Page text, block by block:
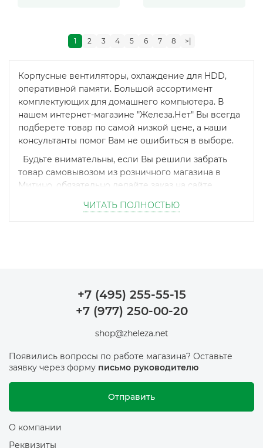
1 2 3 4 5 6 7 8 >|
Корпусные вентиляторы, охлаждение для HDD,
оперативной памяти. Большой ассортимент
комплектующих для домашнего компьютера. В
нашем интернет-магазине "Железа.Нет" Вы всегда
подберете товар по самой низкой цене, а наши
консультанты помог Вам не ошибиться в выборе.
Будьте внимательны, если Вы решили забрать
товар самовывозом из розничного магазина в
Митино, обязательно делайте заказ на сайте.
ЧИТАТЬ ПОЛНОСТЬЮ
+7 (495) 255-55-15
+7 (977) 250-00-20
shop@zheleza.net
Появились вопросы по работе магазина? Оставьте
заявку через форму письмо руководителю
Отправить
О компании
Реквизиты